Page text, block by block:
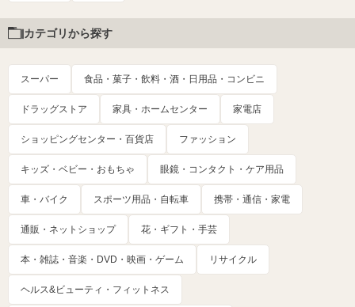
カテゴリから探す
スーパー 食品・菓子・飲料・酒・日用品・コンビニ
ドラッグストア 家具・ホームセンター 家電店
ショッピングセンター・百貨店 ファッション
キッズ・ベビー・おもちゃ 眼鏡・コンタクト・ケア用品
車・バイク スポーツ用品・自転車 携帯・通信・家電
通販・ネットショップ 花・ギフト・手芸
本・雑誌・音楽・DVD・映画・ゲーム リサイクル
ヘルス&ビューティ・フィットネス